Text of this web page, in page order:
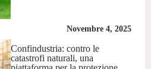
Novembre 4, 2025
Confindustria: contro le
catastrofi naturali, una